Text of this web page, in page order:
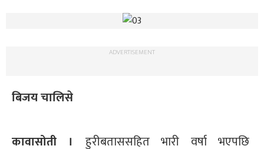
ADVERTISEMENT
बिजय चालिसे
कावासोती । हुरीबताससहित भारी वर्षा भएपछि